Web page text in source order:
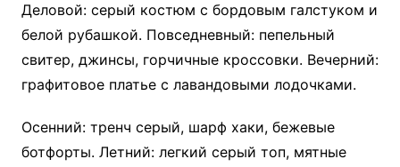
Деловой: серый костюм с бордовым галстуком и
белой рубашкой. Повседневный: пепельный
свитер, джинсы, горчичные кроссовки. Вечерний:
графитовое платье с лавандовыми лодочками.
Осенний: тренч серый, шарф хаки, бежевые
ботфорты. Летний: легкий серый топ, мятные